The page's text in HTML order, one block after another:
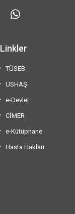
Linkler
TÜSEB
USHAŞ
e-Devlet
CİMER
e-Kütüphane
Hasta Hakları